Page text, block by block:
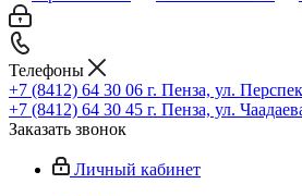
Телефоны
+7 (8412) 64 30 06 г. Пенза, ул.
+7 (8412) 64 30 45 г. Пенза, ул.
Заказать звонок
Личный кабинет